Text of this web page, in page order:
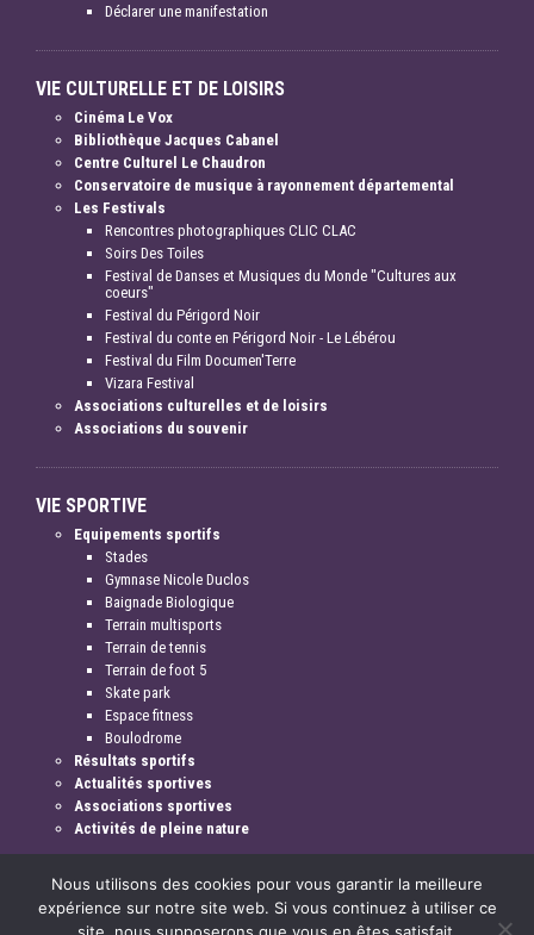
Déclarer une manifestation
VIE CULTURELLE ET DE LOISIRS
Cinéma Le Vox
Bibliothèque Jacques Cabanel
Centre Culturel Le Chaudron
Conservatoire de musique à rayonnement départemental
Les Festivals
Rencontres photographiques CLIC CLAC
Soirs Des Toiles
Festival de Danses et Musiques du Monde "Cultures aux
coeurs"
Festival du Périgord Noir
Festival du conte en Périgord Noir - Le Lébérou
Festival du Film Documen'Terre
Vizara Festival
Associations culturelles et de loisirs
Associations du souvenir
VIE SPORTIVE
Equipements sportifs
Stades
Gymnase Nicole Duclos
Baignade Biologique
Terrain multisports
Terrain de tennis
Terrain de foot 5
Skate park
Espace fitness
Boulodrome
Résultats sportifs
Actualités sportives
Associations sportives
Activités de pleine nature
Nous utilisons des cookies pour vous garantir la meilleure
expérience sur notre site web. Si vous continuez à utiliser ce